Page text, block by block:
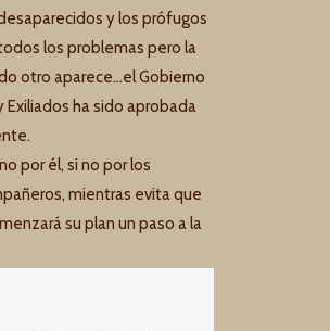
y los prófugos
los problemas pero la
otro aparece…el Gobierno
ha sido aprobada
por él, si no por los
mientras evita que
su plan un paso a la